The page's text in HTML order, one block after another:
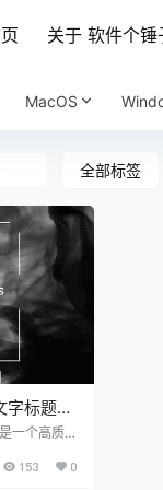
关于 软件个锤
MacOS
全部标签
标题展
一个高质
背景的文字
153 0